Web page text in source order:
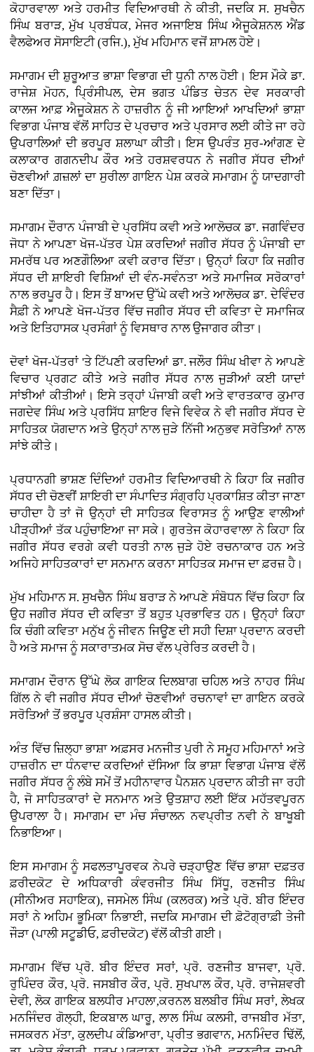
ਕੋਹਾਰਵਾਲਾ ਅਤੇ ਹਰਮੀਤ ਵਿਦਿਆਰਥੀ ਨੇ ਕੀਤੀ, ਜਦਕਿ ਸ. ਸੁਖਚੈਨ
ਸਿੰਘ ਬਰਾੜ, ਮੁੱਖ ਪ੍ਰਬੰਧਕ, ਮੇਜਰ ਅਜਾਇਬ ਸਿੰਘ ਐਜੂਕੇਸ਼ਨਲ ਐਂਡ
ਵੈਲਫੇਅਰ ਸੋਸਾਇਟੀ (ਰਜਿ.), ਮੁੱਖ ਮਹਿਮਾਨ ਵਜੋਂ ਸ਼ਾਮਲ ਹੋਏ।
ਸਮਾਗਮ ਦੀ ਸ਼ੁਰੂਆਤ ਭਾਸ਼ਾ ਵਿਭਾਗ ਦੀ ਧੁਨੀ ਨਾਲ ਹੋਈ। ਇਸ ਮੌਕੇ ਡਾ.
ਰਾਜੇਸ਼ ਮੋਹਨ, ਪ੍ਰਿੰਸੀਪਲ, ਦੇਸ ਭਗਤ ਪੰਡਿਤ ਚੇਤਨ ਦੇਵ ਸਰਕਾਰੀ
ਕਾਲਜ ਆਫ਼ ਐਜੂਕੇਸ਼ਨ ਨੇ ਹਾਜ਼ਰੀਨ ਨੂੰ ਜੀ ਆਇਆਂ ਆਖਦਿਆਂ ਭਾਸ਼ਾ
ਵਿਭਾਗ ਪੰਜਾਬ ਵੱਲੋਂ ਸਾਹਿਤ ਦੇ ਪ੍ਰਚਾਰ ਅਤੇ ਪ੍ਰਸਾਰ ਲਈ ਕੀਤੇ ਜਾ ਰਹੇ
ਉਪਰਾਲਿਆਂ ਦੀ ਭਰਪੂਰ ਸ਼ਲਾਘਾ ਕੀਤੀ। ਇਸ ਉਪਰੰਤ ਸੁਰ-ਆਂਗਣ ਦੇ
ਕਲਾਕਾਰ ਗਗਨਦੀਪ ਕੌਰ ਅਤੇ ਹਰਸ਼ਵਰਧਨ ਨੇ ਜਗੀਰ ਸੱਧਰ ਦੀਆਂ
ਚੋਣਵੀਆਂ ਗ਼ਜ਼ਲਾਂ ਦਾ ਸੁਰੀਲਾ ਗਾਇਨ ਪੇਸ਼ ਕਰਕੇ ਸਮਾਗਮ ਨੂੰ ਯਾਦਗਾਰੀ
ਬਣਾ ਦਿੱਤਾ।
ਸਮਾਗਮ ਦੌਰਾਨ ਪੰਜਾਬੀ ਦੇ ਪ੍ਰਸਿੱਧ ਕਵੀ ਅਤੇ ਆਲੋਚਕ ਡਾ. ਜਗਵਿੰਦਰ
ਜੋਧਾ ਨੇ ਆਪਣਾ ਖੋਜ-ਪੱਤਰ ਪੇਸ਼ ਕਰਦਿਆਂ ਜਗੀਰ ਸੱਧਰ ਨੂੰ ਪੰਜਾਬੀ ਦਾ
ਸਮਰੱਥ ਪਰ ਅਣਗੌਲਿਆ ਕਵੀ ਕਰਾਰ ਦਿੱਤਾ। ਉਨ੍ਹਾਂ ਕਿਹਾ ਕਿ ਜਗੀਰ
ਸੱਧਰ ਦੀ ਸ਼ਾਇਰੀ ਵਿਸ਼ਿਆਂ ਦੀ ਵੰਨ-ਸਵੰਨਤਾ ਅਤੇ ਸਮਾਜਿਕ ਸਰੋਕਾਰਾਂ
ਨਾਲ ਭਰਪੂਰ ਹੈ। ਇਸ ਤੋਂ ਬਾਅਦ ਉੱਘੇ ਕਵੀ ਅਤੇ ਆਲੋਚਕ ਡਾ. ਦੇਵਿੰਦਰ
ਸੈਫ਼ੀ ਨੇ ਆਪਣੇ ਖੋਜ-ਪੱਤਰ ਵਿੱਚ ਜਗੀਰ ਸੱਧਰ ਦੀ ਕਵਿਤਾ ਦੇ ਸਮਾਜਿਕ
ਅਤੇ ਇਤਿਹਾਸਕ ਪ੍ਰਸੰਗਾਂ ਨੂੰ ਵਿਸਥਾਰ ਨਾਲ ਉਜਾਗਰ ਕੀਤਾ।
ਦੋਵਾਂ ਖੋਜ-ਪੱਤਰਾਂ 'ਤੇ ਟਿੱਪਣੀ ਕਰਦਿਆਂ ਡਾ. ਜਲੌਰ ਸਿੰਘ ਖੀਵਾ ਨੇ ਆਪਣੇ
ਵਿਚਾਰ ਪ੍ਰਗਟ ਕੀਤੇ ਅਤੇ ਜਗੀਰ ਸੱਧਰ ਨਾਲ ਜੁੜੀਆਂ ਕਈ ਯਾਦਾਂ
ਸਾਂਝੀਆਂ ਕੀਤੀਆਂ। ਇਸੇ ਤਰ੍ਹਾਂ ਪੰਜਾਬੀ ਕਵੀ ਅਤੇ ਵਾਰਤਕਾਰ ਕੁਮਾਰ
ਜਗਦੇਵ ਸਿੰਘ ਅਤੇ ਪ੍ਰਸਿੱਧ ਸ਼ਾਇਰ ਵਿਜੇ ਵਿਵੇਕ ਨੇ ਵੀ ਜਗੀਰ ਸੱਧਰ ਦੇ
ਸਾਹਿਤਕ ਯੋਗਦਾਨ ਅਤੇ ਉਨ੍ਹਾਂ ਨਾਲ ਜੁੜੇ ਨਿੱਜੀ ਅਨੁਭਵ ਸਰੋਤਿਆਂ ਨਾਲ
ਸਾਂਝੇ ਕੀਤੇ।
ਪ੍ਰਧਾਨਗੀ ਭਾਸ਼ਣ ਦਿੰਦਿਆਂ ਹਰਮੀਤ ਵਿਦਿਆਰਥੀ ਨੇ ਕਿਹਾ ਕਿ ਜਗੀਰ
ਸੱਧਰ ਦੀ ਚੋਣਵੀਂ ਸ਼ਾਇਰੀ ਦਾ ਸੰਪਾਦਿਤ ਸੰਗ੍ਰਹਿ ਪ੍ਰਕਾਸ਼ਿਤ ਕੀਤਾ ਜਾਣਾ
ਚਾਹੀਦਾ ਹੈ ਤਾਂ ਜੋ ਉਨ੍ਹਾਂ ਦੀ ਸਾਹਿਤਕ ਵਿਰਾਸਤ ਨੂੰ ਆਉਣ ਵਾਲੀਆਂ
ਪੀੜ੍ਹੀਆਂ ਤੱਕ ਪਹੁੰਚਾਇਆ ਜਾ ਸਕੇ। ਗੁਰਤੇਜ ਕੋਹਾਰਵਾਲਾ ਨੇ ਕਿਹਾ ਕਿ
ਜਗੀਰ ਸੱਧਰ ਵਰਗੇ ਕਵੀ ਧਰਤੀ ਨਾਲ ਜੁੜੇ ਹੋਏ ਰਚਨਾਕਾਰ ਹਨ ਅਤੇ
ਅਜਿਹੇ ਸਾਹਿਤਕਾਰਾਂ ਦਾ ਸਨਮਾਨ ਕਰਨਾ ਸਾਹਿਤਕ ਸਮਾਜ ਦਾ ਫ਼ਰਜ਼ ਹੈ।
ਮੁੱਖ ਮਹਿਮਾਨ ਸ. ਸੁਖਚੈਨ ਸਿੰਘ ਬਰਾੜ ਨੇ ਆਪਣੇ ਸੰਬੋਧਨ ਵਿੱਚ ਕਿਹਾ ਕਿ
ਉਹ ਜਗੀਰ ਸੱਧਰ ਦੀ ਕਵਿਤਾ ਤੋਂ ਬਹੁਤ ਪ੍ਰਭਾਵਿਤ ਹਨ। ਉਨ੍ਹਾਂ ਕਿਹਾ
ਕਿ ਚੰਗੀ ਕਵਿਤਾ ਮਨੁੱਖ ਨੂੰ ਜੀਵਨ ਜਿਊਣ ਦੀ ਸਹੀ ਦਿਸ਼ਾ ਪ੍ਰਦਾਨ ਕਰਦੀ
ਹੈ ਅਤੇ ਸਮਾਜ ਨੂੰ ਸਕਾਰਾਤਮਕ ਸੋਚ ਵੱਲ ਪ੍ਰੇਰਿਤ ਕਰਦੀ ਹੈ।
ਸਮਾਗਮ ਦੌਰਾਨ ਉੱਘੇ ਲੋਕ ਗਾਇਕ ਦਿਲਬਾਗ ਚਹਿਲ ਅਤੇ ਨਾਹਰ ਸਿੰਘ
ਗਿੱਲ ਨੇ ਵੀ ਜਗੀਰ ਸੱਧਰ ਦੀਆਂ ਚੋਣਵੀਆਂ ਰਚਨਾਵਾਂ ਦਾ ਗਾਇਨ ਕਰਕੇ
ਸਰੋਤਿਆਂ ਤੋਂ ਭਰਪੂਰ ਪ੍ਰਸ਼ੰਸਾ ਹਾਸਲ ਕੀਤੀ।
ਅੰਤ ਵਿੱਚ ਜ਼ਿਲ੍ਹਾ ਭਾਸ਼ਾ ਅਫ਼ਸਰ ਮਨਜੀਤ ਪੁਰੀ ਨੇ ਸਮੂਹ ਮਹਿਮਾਨਾਂ ਅਤੇ
ਹਾਜ਼ਰੀਨ ਦਾ ਧੰਨਵਾਦ ਕਰਦਿਆਂ ਦੱਸਿਆ ਕਿ ਭਾਸ਼ਾ ਵਿਭਾਗ ਪੰਜਾਬ ਵੱਲੋਂ
ਜਗੀਰ ਸੱਧਰ ਨੂੰ ਲੰਬੇ ਸਮੇਂ ਤੋਂ ਮਹੀਨਾਵਾਰ ਪੈਨਸ਼ਨ ਪ੍ਰਦਾਨ ਕੀਤੀ ਜਾ ਰਹੀ
ਹੈ, ਜੋ ਸਾਹਿਤਕਾਰਾਂ ਦੇ ਸਨਮਾਨ ਅਤੇ ਉਤਸ਼ਾਹ ਲਈ ਇੱਕ ਮਹੱਤਵਪੂਰਨ
ਉਪਰਾਲਾ ਹੈ। ਸਮਾਗਮ ਦਾ ਮੰਚ ਸੰਚਾਲਨ ਨਵਪ੍ਰੀਤ ਨਵੀ ਨੇ ਬਾਖੂਬੀ
ਨਿਭਾਇਆ।
ਇਸ ਸਮਾਗਮ ਨੂੰ ਸਫਲਤਾਪੂਰਵਕ ਨੇਪਰੇ ਚੜ੍ਹਾਉਣ ਵਿੱਚ ਭਾਸ਼ਾ ਦਫ਼ਤਰ
ਫ਼ਰੀਦਕੋਟ ਦੇ ਅਧਿਕਾਰੀ ਕੰਵਰਜੀਤ ਸਿੰਘ ਸਿੱਧੂ, ਰਣਜੀਤ ਸਿੰਘ
(ਸੀਨੀਅਰ ਸਹਾਇਕ), ਜਸਮੇਲ ਸਿੰਘ (ਕਲਰਕ) ਅਤੇ ਪ੍ਰੋ. ਬੀਰ ਇੰਦਰ
ਸਰਾਂ ਨੇ ਅਹਿਮ ਭੂਮਿਕਾ ਨਿਭਾਈ, ਜਦਕਿ ਸਮਾਗਮ ਦੀ ਫ਼ੋਟੋਗ੍ਰਾਫ਼ੀ ਤੇਜੀ
ਜੌੜਾ (ਪਾਲੀ ਸਟੂਡੀਓ, ਫ਼ਰੀਦਕੋਟ) ਵੱਲੋਂ ਕੀਤੀ ਗਈ।
ਸਮਾਗਮ ਵਿੱਚ ਪ੍ਰੋ. ਬੀਰ ਇੰਦਰ ਸਰਾਂ, ਪ੍ਰੋ. ਰਣਜੀਤ ਬਾਜਵਾ, ਪ੍ਰੋ.
ਰੁਪਿੰਦਰ ਕੌਰ, ਪ੍ਰੋ. ਜਸਬੀਰ ਕੌਰ, ਪ੍ਰੋ. ਸੁਖਪਾਲ ਕੌਰ, ਪ੍ਰੋ. ਰਾਜੇਸ਼ਵਰੀ
ਦੇਵੀ, ਲੋਕ ਗਾਇਕ ਬਲਧੀਰ ਮਾਹਲਾ,ਕਰਨਲ ਬਲਬੀਰ ਸਿੰਘ ਸਰਾਂ, ਲੇਖਕ
ਮਨਜਿੰਦਰ ਗੋਲ੍ਹੀ, ਇਕਬਾਲ ਘਾਰੂ, ਲਾਲ ਸਿੰਘ ਕਲਸੀ, ਰਾਜਬੀਰ ਮੱਤਾ,
ਜਸਕਰਨ ਮੱਤਾ, ਕੁਲਦੀਪ ਕੰਡਿਆਰਾ, ਪ੍ਰੀਤ ਭਗਵਾਨ, ਮਨਮਿੰਦਰ ਢਿੱਲੋਂ,